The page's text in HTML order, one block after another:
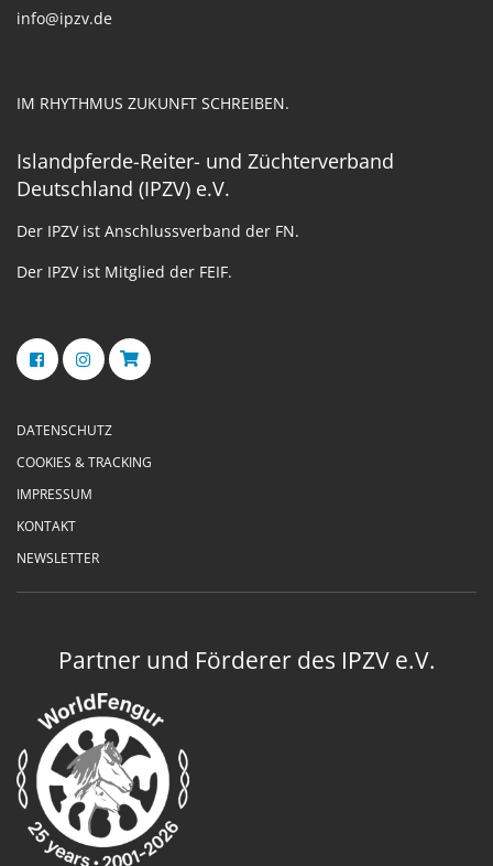
info@ipzv.de
IM RHYTHMUS ZUKUNFT SCHREIBEN.
Islandpferde-Reiter- und Züchterverband
Deutschland (IPZV) e.V.
Der IPZV ist Anschlussverband der FN.
Der IPZV ist Mitglied der FEIF.
DATENSCHUTZ
COOKIES & TRACKING
IMPRESSUM
KONTAKT
NEWSLETTER
Partner und Förderer des IPZV e.V.